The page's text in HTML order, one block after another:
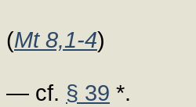
(Mt 8,1-4)
— cf. § 39 *.